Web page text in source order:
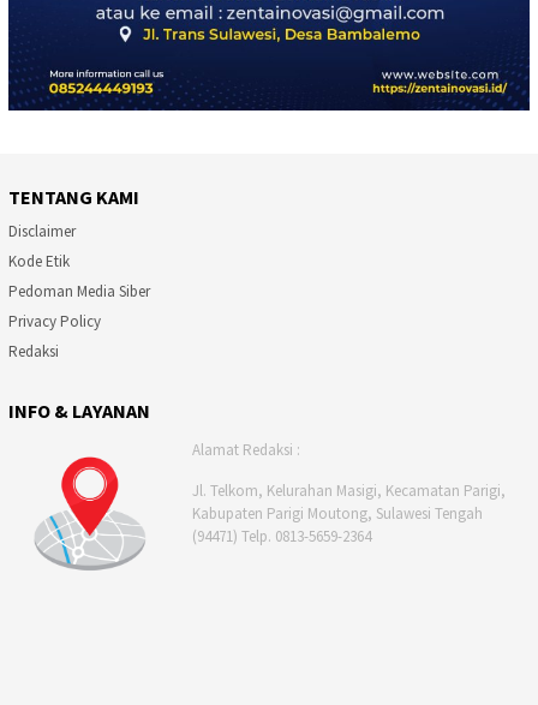
TENTANG KAMI
Disclaimer
Kode Etik
Pedoman Media Siber
Privacy Policy
Redaksi
INFO & LAYANAN
Alamat Redaksi :
Jl. Telkom, Kelurahan Masigi, Kecamatan Parigi,
Kabupaten Parigi Moutong, Sulawesi Tengah
(94471) Telp. 0813-5659-2364